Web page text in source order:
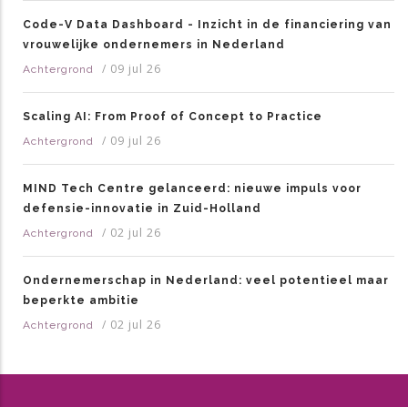
Code-V Data Dashboard - Inzicht in de financiering van
vrouwelijke ondernemers in Nederland
Achtergrond
/ 09 jul 26
Scaling AI: From Proof of Concept to Practice
Achtergrond
/ 09 jul 26
MIND Tech Centre gelanceerd: nieuwe impuls voor
defensie-innovatie in Zuid-Holland
Achtergrond
/ 02 jul 26
Ondernemerschap in Nederland: veel potentieel maar
beperkte ambitie
Achtergrond
/ 02 jul 26